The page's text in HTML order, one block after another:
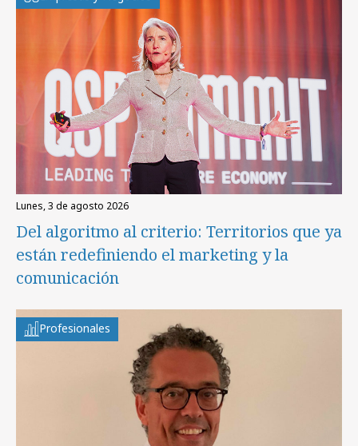
lunes, 3 de agosto 2026
Del algoritmo al criterio: Territorios que ya
están redefiniendo el marketing y la
comunicación
Profesionales